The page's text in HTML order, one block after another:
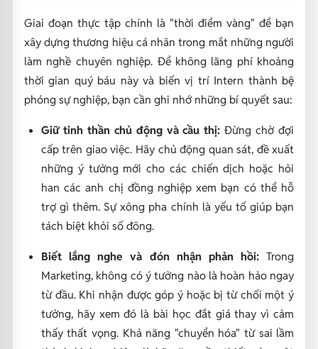
Giai đoạn thực tập chính là "thời điểm vàng" để bạn
xây dựng thương hiệu cá nhân trong mắt những người
làm nghề chuyên nghiệp. Để không lãng phí khoảng
thời gian quý báu này và biến vị trí Intern thành bệ
phóng sự nghiệp, bạn cần ghi nhớ những bí quyết sau:
Giữ tinh thần chủ động và cầu thị: Đừng chờ đợi
cấp trên giao việc. Hãy chủ động quan sát, đề xuất
những ý tưởng mới cho các chiến dịch hoặc hỏi
han các anh chị đồng nghiệp xem bạn có thể hỗ
trợ gì thêm. Sự xông pha chính là yếu tố giúp bạn
tách biệt khỏi số đông.
Biết lắng nghe và đón nhận phản hồi:Trong
Marketing, không có ý tưởng nào là hoàn hảo ngay
từ đầu. Khi nhận được góp ý hoặc bị từ chối một ý
tưởng, hãy xem đó là bài học đắt giá thay vì cảm
thấy thất vọng. Khả năng "chuyển hóa" từ sai lầm